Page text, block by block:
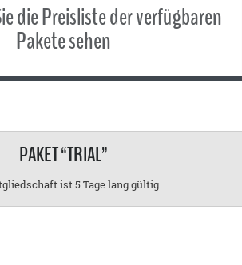
die Preisliste der verfügbaren
Pakete sehen
PAKET “TRIAL”
ist 5 Tage lang gültig